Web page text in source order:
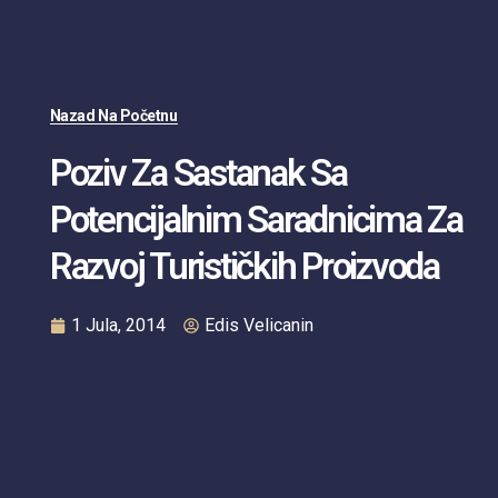
Nazad Na Početnu
Poziv Za Sastanak Sa
Potencijalnim Saradnicima Za
Razvoj Turističkih Proizvoda
1 Jula, 2014 Edis Velicanin